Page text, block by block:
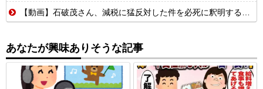
【動画】石破茂さん、減税に猛反対した件を必死に釈明するも更に大炎上wwwww
あなたが興味ありそうな記事